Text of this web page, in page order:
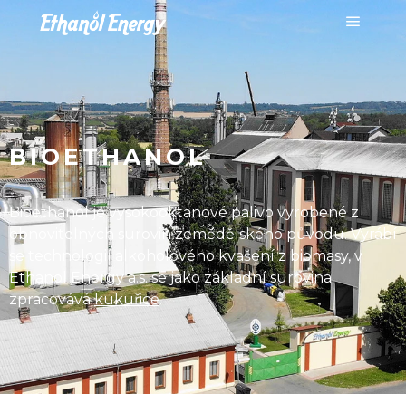
BIOETHANOL
Bioethanol je vysokooktanové palivo vyrobené z
obnovitelných surovin zemědělského původu. Vyrábí
se technologií alkoholového kvašení z biomasy, v
Ethanol Energy a.s. se jako základní surovina
zpracovávákukuřice.